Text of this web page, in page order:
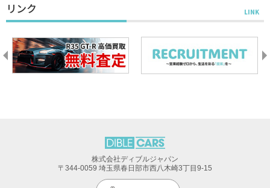
リンク
株式会社ディブルジャパン
〒344-0059 埼玉県春日部市西八木崎3丁目9-15